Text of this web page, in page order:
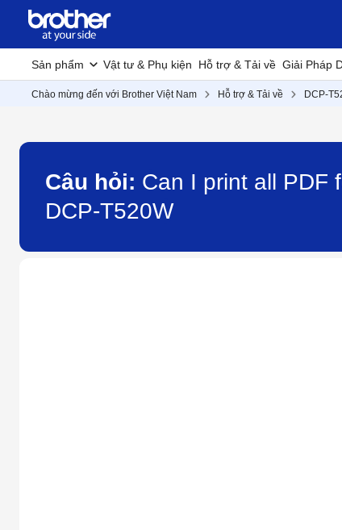
Sản phẩm Vật tư & Phụ kiện Hỗ trợ & Tải về Giải Pháp
Chào mừng đến với Brother Việt Nam Hỗ trợ & Tải về DCP-
Câu hỏi: Can I print all PDF
DCP-T520W